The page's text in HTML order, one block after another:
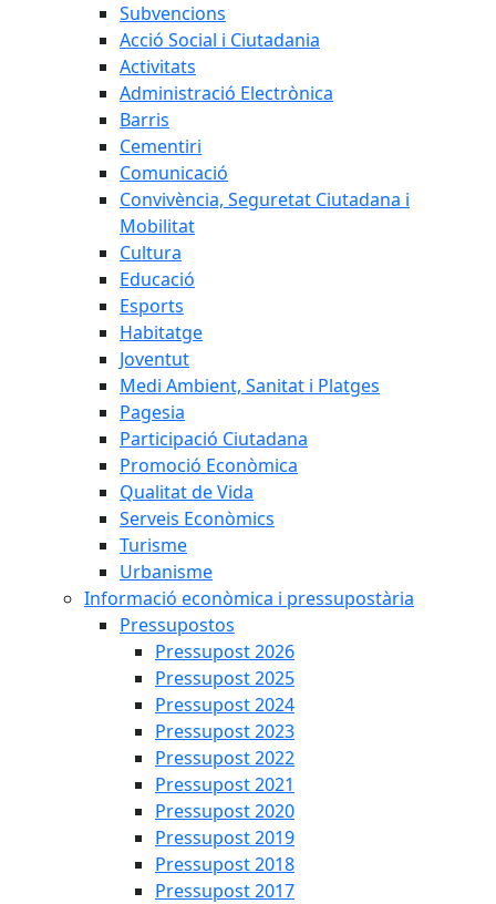
Subvencions
Acció Social i Ciutadania
Activitats
Administració Electrònica
Barris
Cementiri
Comunicació
Convivència, Seguretat Ciutadana i
Mobilitat
Cultura
Educació
Esports
Habitatge
Joventut
Medi Ambient, Sanitat i Platges
Pagesia
Participació Ciutadana
Promoció Econòmica
Qualitat de Vida
Serveis Econòmics
Turisme
Urbanisme
Informació econòmica i pressupostària
Pressupostos
Pressupost 2026
Pressupost 2025
Pressupost 2024
Pressupost 2023
Pressupost 2022
Pressupost 2021
Pressupost 2020
Pressupost 2019
Pressupost 2018
Pressupost 2017